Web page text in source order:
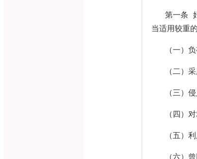
第一条
当适用较重
（一）
（二）
（三）
（四）
（五）